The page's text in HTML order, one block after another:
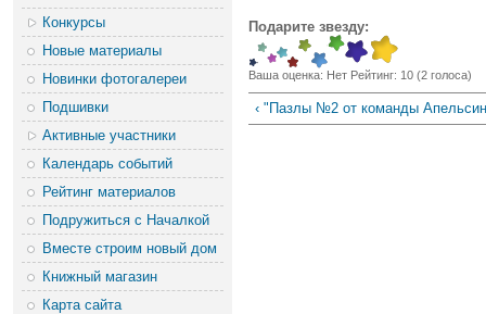
Конкурсы
Новые материалы
Новинки фотогалереи
Подшивки
Активные участники
Календарь событий
Рейтинг материалов
Подружиться с Началкой
Вместе строим новый дом
Книжный магазин
Карта сайта
Подарите звезду:
Ваша оценка: Нет Рейтинг: 10 (2голоса)
‹ "Пазлы №2 от команды